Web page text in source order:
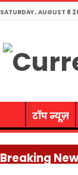
SATURDAY , AUGUST 8
टॉप न्यूज़
Breaking